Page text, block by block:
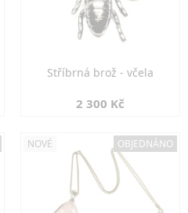
Stříbrná brož - včela
2 300 Kč
NOVÉ OBJEDNÁNO